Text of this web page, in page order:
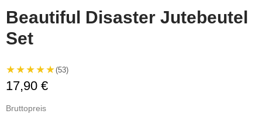
Beautiful Disaster Jutebeutel
Set
★★★★★(53)
17,90 €
Bruttopreis